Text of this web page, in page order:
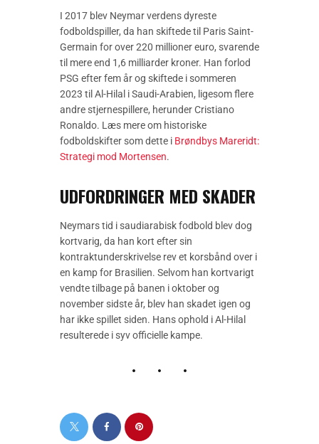
I 2017 blev Neymar verdens dyreste
fodboldspiller, da han skiftede til Paris Saint-
Germain for over 220 millioner euro, svarende
til mere end 1,6 milliarder kroner. Han forlod
PSG efter fem år og skiftede i sommeren
2023 til Al-Hilal i Saudi-Arabien, ligesom flere
andre stjernespillere, herunder Cristiano
Ronaldo. Læs mere om historiske
fodboldskifter som dette i Brøndbys Mareridt:
Strategi mod Mortensen.
UDFORDRINGER MED SKADER
Neymars tid i saudiarabisk fodbold blev dog
kortvarig, da han kort efter sin
kontraktunderskrivelse rev et korsbånd over i
en kamp for Brasilien. Selvom han kortvarigt
vendte tilbage på banen i oktober og
november sidste år, blev han skadet igen og
har ikke spillet siden. Hans ophold i Al-Hilal
resulterede i syv officielle kampe.